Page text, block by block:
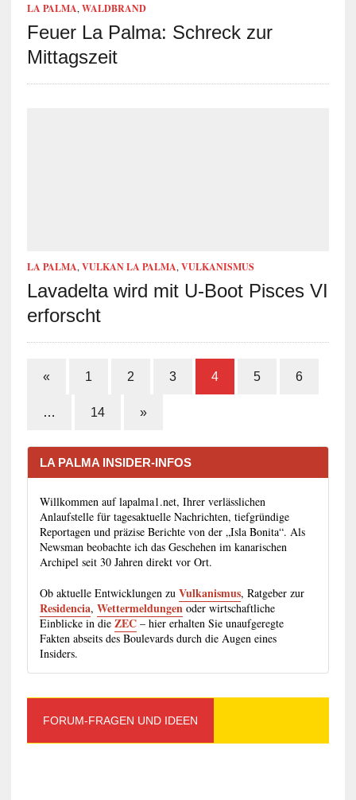
LA PALMA, WALDBRAND
Feuer La Palma: Schreck zur
Mittagszeit
LA PALMA, VULKAN LA PALMA, VULKANISMUS
Lavadelta wird mit U-Boot Pisces VI
erforscht
« 1 2 3 4 5 6
… 14 »
LA PALMA INSIDER-INFOS
Willkommen auf lapalma1.net, Ihrer verlässlichen
Anlaufstelle für tagesaktuelle Nachrichten, tiefgründige
Reportagen und präzise Berichte von der „Isla Bonita“. Als
Newsman beobachte ich das Geschehen im kanarischen
Archipel seit 30 Jahren direkt vor Ort.
Ob aktuelle Entwicklungen zu Vulkanismus, Ratgeber zur
Residencia, Wettermeldungen oder wirtschaftliche
Einblicke in dieZEC– hier erhalten Sie unaufgeregte
Fakten abseits des Boulevards durch die Augen eines
Insiders.
FORUM-FRAGEN UND IDEEN